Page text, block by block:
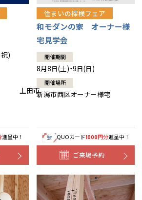
)
市
場
進呈中！
住まいの探検フェア
和モダンの家 オーナー様
宅見学会
開催期間
8月8日(土)・9日(日)
開催場所
新潟市西区オーナー様宅
QUOカード1000円分進呈中！
ご来場予約